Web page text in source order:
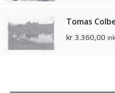
Tomas
kr 3.360,00